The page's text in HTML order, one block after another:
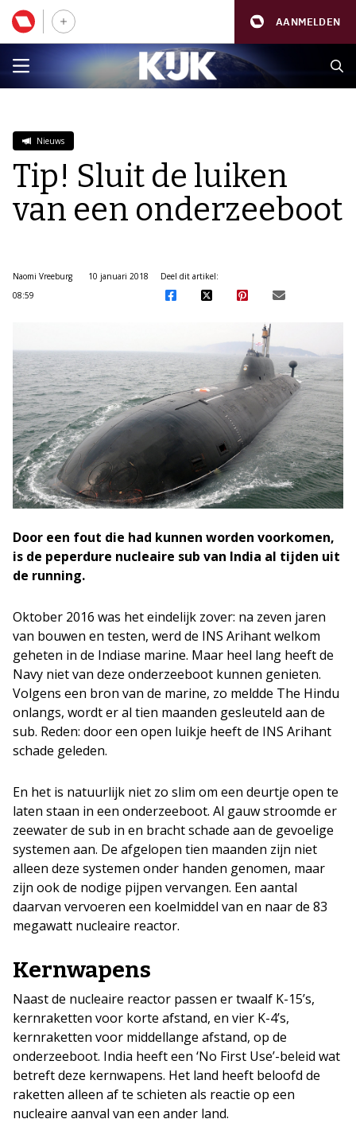
AANMELDEN
Nieuws
Tip! Sluit de luiken
van een onderzeeboot
Naomi Vreeburg
10 januari 2018
08:59
Deel dit artikel:
Door een fout die had kunnen worden voorkomen,
is de peperdure nucleaire sub van India al tijden uit
de running.
Oktober 2016 was het eindelijk zover: na zeven jaren
van bouwen en testen, werd de INS Arihant welkom
geheten in de Indiase marine. Maar heel lang heeft de
Navy niet van deze onderzeeboot kunnen genieten.
Volgens een bron van de marine, zo meldde The Hindu
onlangs, wordt er al tien maanden gesleuteld aan de
sub. Reden: door een open luikje heeft de INS Arihant
schade geleden.
En het is natuurlijk niet zo slim om een deurtje open te
laten staan in een onderzeeboot. Al gauw stroomde er
zeewater de sub in en bracht schade aan de gevoelige
systemen aan. De afgelopen tien maanden zijn niet
alleen deze systemen onder handen genomen, maar
zijn ook de nodige pijpen vervangen. Een aantal
daarvan vervoeren een koelmiddel van en naar de 83
megawatt nucleaire reactor.
Kernwapens
Naast de nucleaire reactor passen er twaalf K-15’s,
kernraketten voor korte afstand, en vier K-4’s,
kernraketten voor middellange afstand, op de
onderzeeboot. India heeft een ‘No First Use’-beleid wat
betreft deze kernwapens. Het land heeft beloofd de
raketten alleen af te schieten als reactie op een
nucleaire aanval van een ander land.